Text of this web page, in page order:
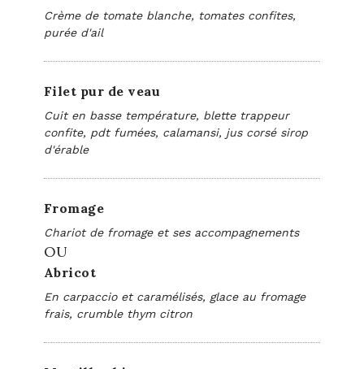
Crème de tomate blanche, tomates confites,
purée d'ail
Filet pur de veau
Cuit en basse température, blette trappeur
confite, pdt fumées, calamansi, jus corsé sirop
d'érable
Fromage
Chariot de fromage et ses accompagnements
OU
Abricot
En carpaccio et caramélisés, glace au fromage
frais, crumble thym citron